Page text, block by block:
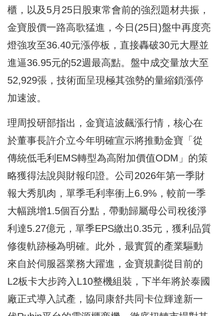
櫃，以及5月25日股東常會前的強烈題材共振，
金寶股價一路高歌猛進，今日(25日)盤中再度亮
燈強攻至36.40元漲停板，直接轟破30元大壓並
進逼36.95元的52週最高點。盤中成交量放大至
52,929張，技術面呈現極其強勢的量縮鎖漲停
加速波。
理周投研部指出，金寶這波飆漲行情，核心在
於董事長許介立今年明確宣示將推動金寶「從
傳統低毛利EMS轉型為高附加價值ODM」的策
略獲得法說與財報印證。公司2026年第一季財
報大秀肌肉，單季毛利率衝上6.9%，較前一季
大幅跳增1.5個百分點，帶動歸屬母公司稅後淨
利達5.27億元，單季EPS繳出0.35元，獲利品質
修復軌跡極為明確。此外，最實質的產業驅動
來自於伺服器業務大躍進，金寶規劃從目前的
L2板卡大步跨入L10整機組裝，下半年將於泰國
廠正式導入試產，協同康舒共同卡位輝達新一